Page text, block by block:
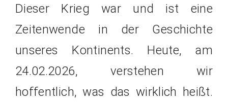
Dieser Krieg war und ist eine
Zeitenwende in der Geschichte
unseres Kontinents. Heute, am
24.02.2026, verstehen wir
hoffentlich, was das wirklich heißt.